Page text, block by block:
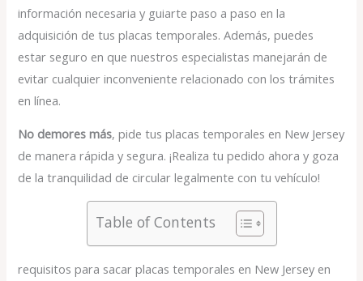
información necesaria y guiarte paso a paso en la
adquisición de tus placas temporales. Además, puedes
estar seguro en que nuestros especialistas manejarán de
evitar cualquier inconveniente relacionado con los trámites
en línea.
No demores más, pide tus placas temporales en New Jersey
de manera rápida y segura. ¡Realiza tu pedido ahora y goza
de la tranquilidad de circular legalmente con tu vehículo!
Table of Contents
requisitos para sacar placas temporales en New Jersey en